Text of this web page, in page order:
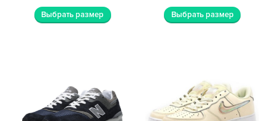
Выбрать размер Выбрать размер